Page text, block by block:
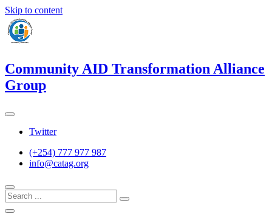
Skip to content
Community AID Transformation Alliance
Group
Twitter
(+254) 777 977 987
info@catag.org